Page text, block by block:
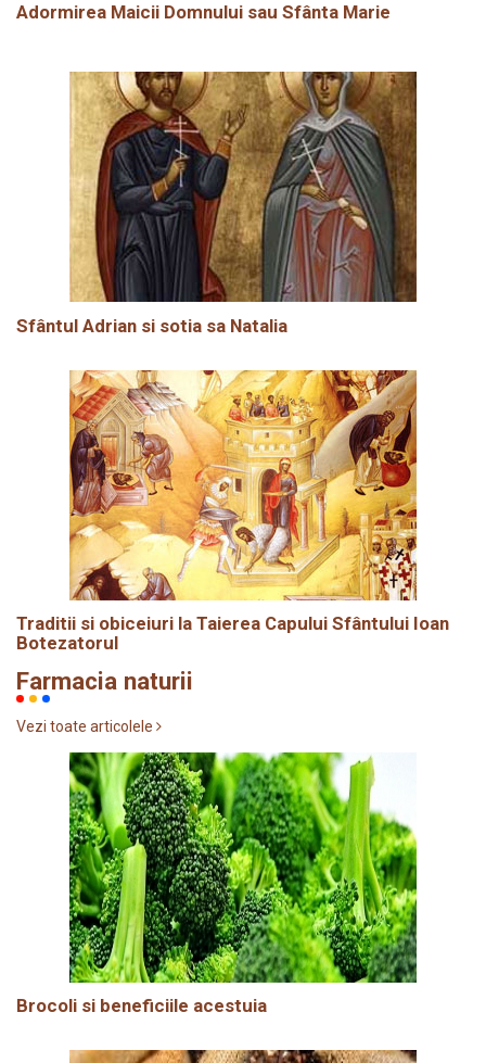
Adormirea Maicii Domnului sau Sfânta Marie
Sfântul Adrian si sotia sa Natalia
Traditii si obiceiuri la Taierea Capului Sfântului Ioan
Botezatorul
Farmacia naturii
Vezi toate articolele
Brocoli si beneficiile acestuia